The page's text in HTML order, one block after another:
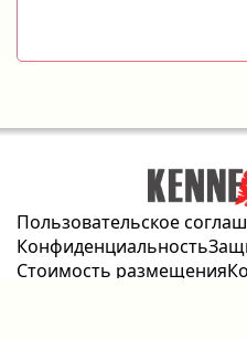
Пользовательское
Конфиденциальность
Стоимость размещения